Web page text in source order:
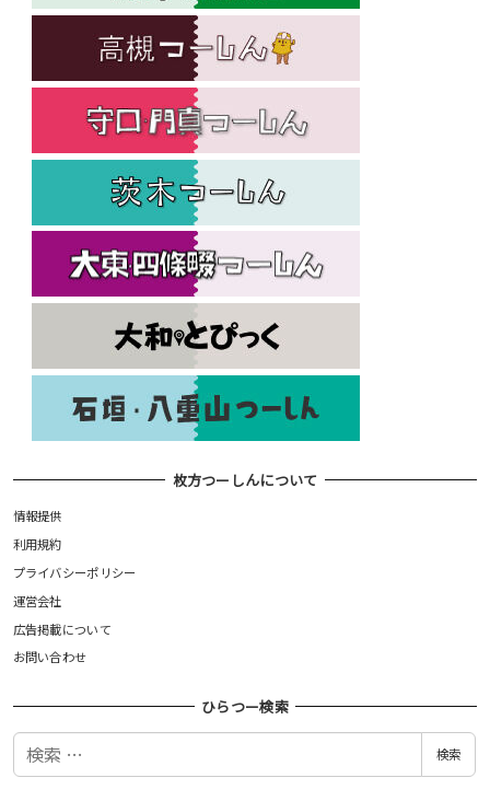
枚方つーしんについて
情報提供
利用規約
プライバシーポリシー
運営会社
広告掲載について
お問い合わせ
ひらつー検索
検
検索